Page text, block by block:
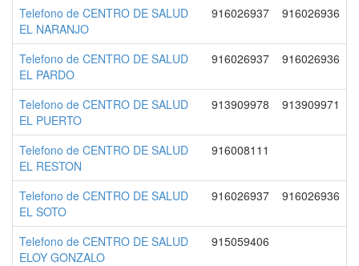
Telefono de CENTRO DE SALUD
EL NARANJO
916026937 916026936
Telefono de CENTRO DE SALUD
EL PARDO
916026937 916026936
Telefono de CENTRO DE SALUD
EL PUERTO
913909978 913909971
Telefono de CENTRO DE SALUD
EL RESTON
916008111
Telefono de CENTRO DE SALUD
EL SOTO
916026937 916026936
Telefono de CENTRO DE SALUD
ELOY GONZALO
915059406